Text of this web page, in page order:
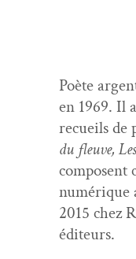
Poète
en 1969. Il
recueils de
du fleuve,
com­posent
numérique
2015 chez
éditeurs.